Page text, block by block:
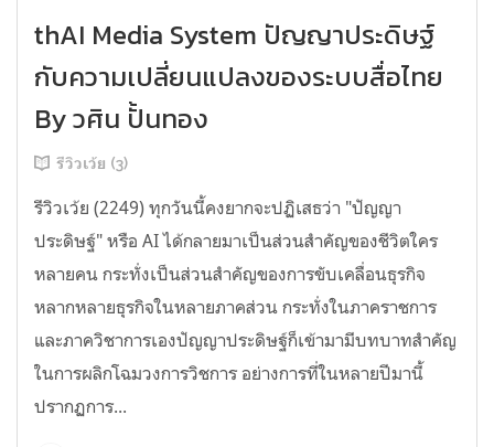
thAI Media System ปัญญาประดิษฐ์
กับความเปลี่ยนแปลงของระบบสื่อไทย
By วศิน ปั้นทอง
รีวิวเว้ย (3)
รีวิวเว้ย (2249) ทุกวันนี้คงยากจะปฏิเสธว่า "ปัญญา
ประดิษฐ์" หรือ AI ได้กลายมาเป็นส่วนสำคัญของชีวิตใคร
หลายคน กระทั่งเป็นส่วนสำคัญของการขับเคลื่อนธุรกิจ
หลากหลายธุรกิจในหลายภาคส่วน กระทั่งในภาคราชการ
และภาควิชาการเองปัญญาประดิษฐ์ก็เข้ามามีบทบาทสำคัญ
ในการผลิกโฉมวงการวิชการ อย่างการที่ในหลายปีมานี้
ปรากฏการ...